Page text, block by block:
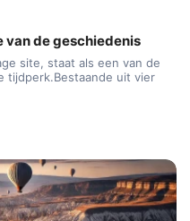
van de geschiedenis
site, staat als een van de
tijdperk.Bestaande uit vier